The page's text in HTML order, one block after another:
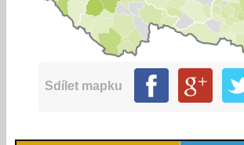
Sdílet mapku